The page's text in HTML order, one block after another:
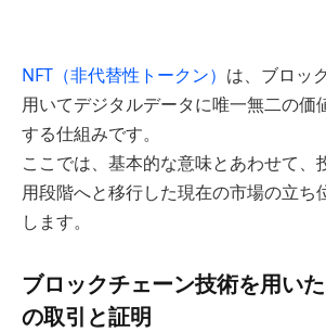
NFT（非代替性トークン） は、ブロッ
用いてデジタルデータに唯一無二の価
する仕組みです。
ここでは、基本的な意味とあわせて、
用段階へと移行した現在の市場の立ち
します。
ブロックチェーン技術を用い
の取引と証明